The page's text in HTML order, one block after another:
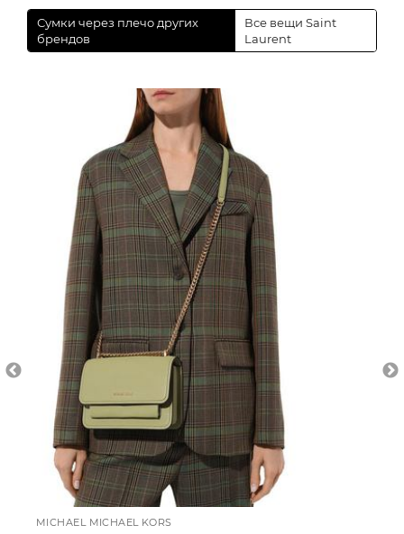
Сумки через плечо других
брендов
Все вещи Saint
Laurent
MICHAEL MICHAEL KORS